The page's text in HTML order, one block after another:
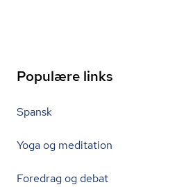
Populære links
Spansk
Yoga og meditation
Foredrag og debat